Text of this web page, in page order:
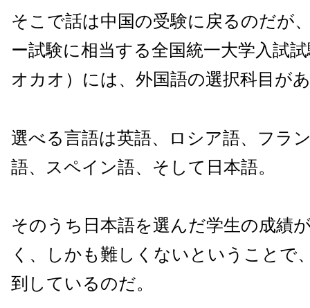
そこで話は中国の受験に戻るのだが
ー試験に相当する全国統一大学入試
オカオ）には、外国語の選択科目が
選べる言語は英語、ロシア語、フラ
語、スペイン語、そして日本語。
そのうち日本語を選んだ学生の成績
く、しかも難しくないということで
到しているのだ。